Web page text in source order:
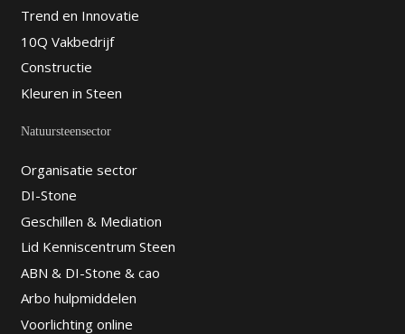
Trend en Innovatie
10Q Vakbedrijf
Constructie
Kleuren in Steen
Natuursteensector
Organisatie sector
DI-Stone
Geschillen & Mediation
Lid Kenniscentrum Steen
ABN & DI-Stone & cao
Arbo hulpmiddelen
Voorlichting online